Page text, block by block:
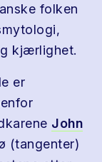
folken
kjærlighet.
er
John
(tangenter)